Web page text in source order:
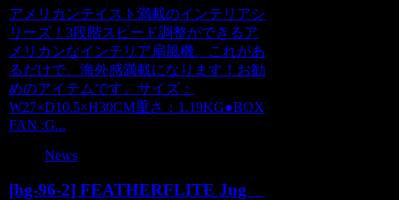
アメリカンテイスト満載のインテリアシ
リーズ！3段階スピード調整ができるア
メリカンなインテリア扇風機。これがあ
るだけで、海外感満載になります！お勧
めのアイテムです。サイズ：
W27×D10.5×H30CM重さ：1.19KG●BOX
FAN :G...
News
[hg-96-2] FEATHERFLITE Jug